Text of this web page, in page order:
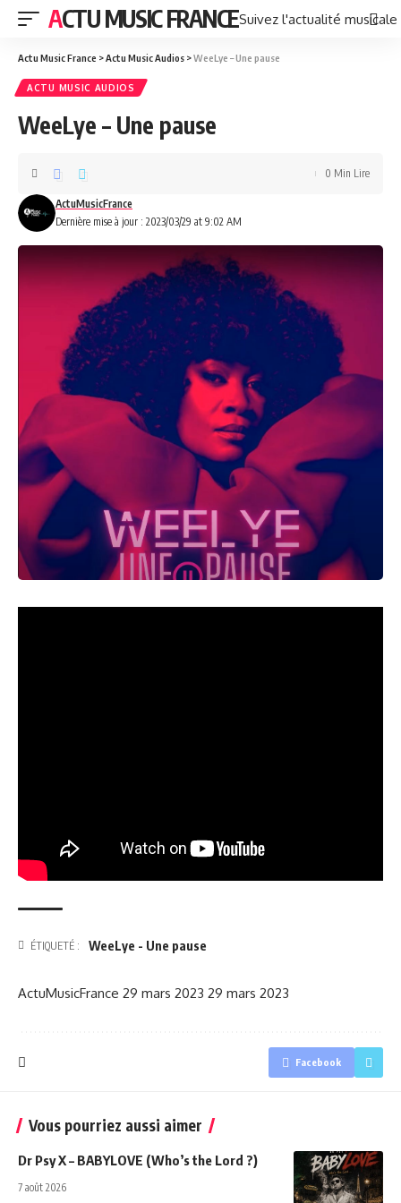
ACTU MUSIC FRANCESuivez l'actualité
Actu Music France >Actu Music Audios >WeeLye – Une pause
ACTU MUSIC AUDIOS
WeeLye – Une pause
Dernière mise à jour : 2023/03/29 at 9:02 AM
ActuMusicFrance
0 Min Lire
ÉTIQUETÉ : WeeLye - Une pause
ActuMusicFrance 29 mars 2023 29 mars 2023
Facebook
Vous pourriez aussi aimer
Dr Psy X – BABYLOVE (Who’s the Lord ?)
7 août 2026